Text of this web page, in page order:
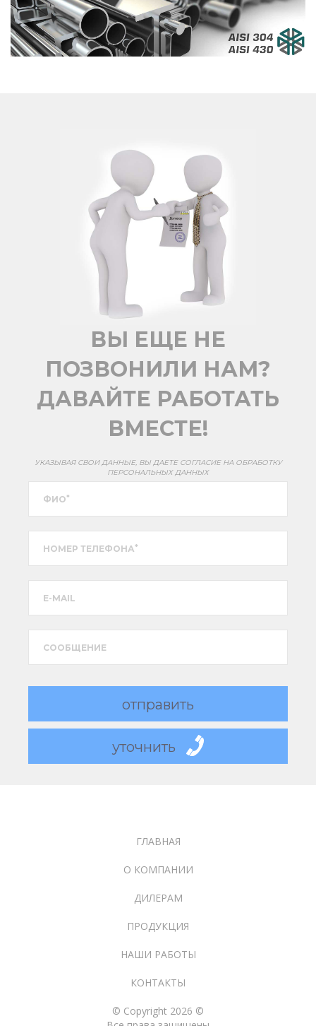
ВЫ ЕЩЕ НЕ
ПОЗВОНИЛИ НАМ?
ДАВАЙТЕ РАБОТАТЬ
ВМЕСТЕ!
УКАЗЫВАЯ СВОИ ДАННЫЕ, ВЫ ДАЕТЕ СОГЛАСИЕ НА ОБРАБОТКУ
ПЕРСОНАЛЬНЫХ ДАННЫХ
ФИО*
НОМЕР ТЕЛЕФОНА*
E-MAIL
CООБЩЕНИЕ
отправить
уточнить
ГЛАВНАЯ
О КОМПАНИИ
ДИЛЕРАМ
ПРОДУКЦИЯ
НАШИ РАБОТЫ
КОНТАКТЫ
© Copyright 2026 ©